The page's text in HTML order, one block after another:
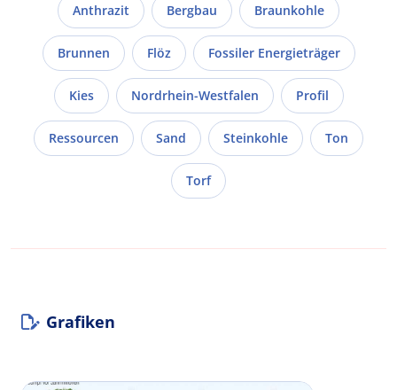
Anthrazit Bergbau Braunkohle
Brunnen Flöz Fossiler Energieträger
Kies Nordrhein-Westfalen Profil
Ressourcen Sand Steinkohle Ton
Torf
Grafiken